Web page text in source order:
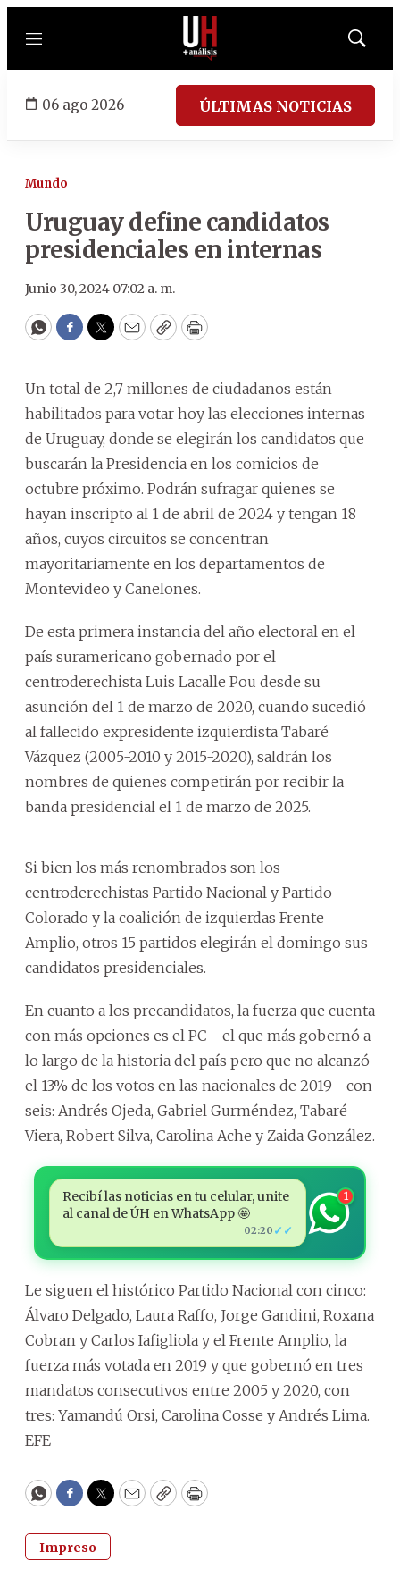
Menú
Mostrar
06 ago 2026 ÚLTIMAS NOTICIAS
Mundo
Uruguay define candidatos
presidenciales en internas
Junio 30, 2024 07:02 a. m.
WhatsApp
Facebook
Twitter
EmailCopyPrint
Un total de 2,7 millones de ciudadanos están
habilitados para votar hoy las elecciones internas
de Uruguay, donde se elegirán los candidatos que
buscarán la Presidencia en los comicios de
octubre próximo. Podrán sufragar quienes se
hayan inscripto al 1 de abril de 2024 y tengan 18
años, cuyos circuitos se concentran
mayoritariamente en los departamentos de
Montevideo y Canelones.
De esta primera instancia del año electoral en el
país suramericano gobernado por el
centroderechista Luis Lacalle Pou desde su
asunción del 1 de marzo de 2020, cuando sucedió
al fallecido expresidente izquierdista Tabaré
Vázquez (2005-2010 y 2015-2020), saldrán los
nombres de quienes competirán por recibir la
banda presidencial el 1 de marzo de 2025.
Si bien los más renombrados son los
centroderechistas Partido Nacional y Partido
Colorado y la coalición de izquierdas Frente
Amplio, otros 15 partidos elegirán el domingo sus
candidatos presidenciales.
En cuanto a los precandidatos, la fuerza que cuenta
con más opciones es el PC –el que más gobernó a
lo largo de la historia del país pero que no alcanzó
el 13% de los votos en las nacionales de 2019– con
seis: Andrés Ojeda, Gabriel Gurméndez, Tabaré
Viera, Robert Silva, Carolina Ache y Zaida González.
Recibí las noticias en tu celular, unite
al canal de ÚH en WhatsApp 🤩
02:20 ✓✓
1
Le siguen el histórico Partido Nacional con cinco:
Álvaro Delgado, Laura Raffo, Jorge Gandini, Roxana
Cobran y Carlos Iafigliola y el Frente Amplio, la
fuerza más votada en 2019 y que gobernó en tres
mandatos consecutivos entre 2005 y 2020, con
tres: Yamandú Orsi, Carolina Cosse y Andrés Lima.
EFE
WhatsApp
Facebook
Twitter
EmailCopyPrint
Impreso